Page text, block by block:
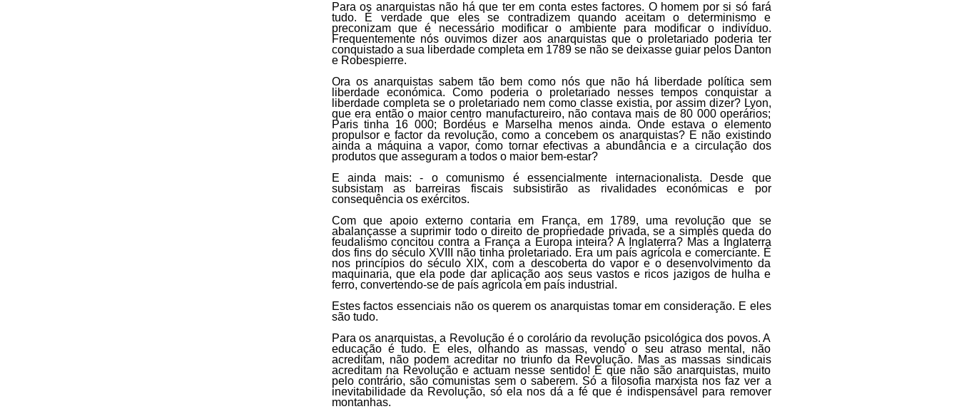
Para os anarquistas não há que ter em conta estes factores. O homem por si só fará
tudo. É verdade que eles se contradizem quando aceitam o determinismo e
preconizam que é necessário modificar o ambiente para modificar o indivíduo.
Frequentemente nós ouvimos dizer aos anarquistas que o proletariado poderia ter
conquistado a sua liberdade completa em 1789 se não se deixasse guiar pelos Danton
e Robespierre.
Ora os anarquistas sabem tão bem como nós que não há liberdade política sem
liberdade económica. Como poderia o proletariado nesses tempos conquistar a
liberdade completa se o proletariado nem como classe existia, por assim dizer? Lyon,
que era então o maior centro manufactureiro, não contava mais de 80 000 operários;
Paris tinha 16 000; Bordéus e Marselha menos ainda. Onde estava o elemento
propulsor e factor da revolução, como a concebem os anarquistas? E não existindo
ainda a máquina a vapor, como tornar efectivas a abundância e a circulação dos
produtos que asseguram a todos o maior bem-estar?
E ainda mais: - o comunismo é essencialmente internacionalista. Desde que
subsistam as barreiras fiscais subsistirão as rivalidades económicas e por
consequência os exércitos.
Com que apoio externo contaria em França, em 1789, uma revolução que se
abalançasse a suprimir todo o direito de propriedade privada, se a simples queda do
feudalismo concitou contra a França a Europa inteira? A Inglaterra? Mas a Inglaterra
dos fins do século XVIII não tinha proletariado. Era um país agrícola e comerciante. É
nos princípios do século XIX, com a descoberta do vapor e o desenvolvimento da
maquinaria, que ela pode dar aplicação aos seus vastos e ricos jazigos de hulha e
ferro, convertendo-se de país agrícola em país industrial.
Estes factos essenciais não os querem os anarquistas tomar em consideração. E eles
são tudo.
Para os anarquistas, a Revolução é o corolário da revolução psicológica dos povos. A
educação é tudo. E eles, olhando as massas, vendo o seu atraso mental, não
acreditam, não podem acreditar no triunfo da Revolução. Mas as massas sindicais
acreditam na Revolução e actuam nesse sentido! É que não são anarquistas, muito
pelo contrário, são comunistas sem o saberem. Só a filosofia marxista nos faz ver a
inevitabilidade da Revolução, só ela nos dá a fé que é indispensável para remover
montanhas.